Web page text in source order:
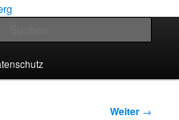
am
Weiter →